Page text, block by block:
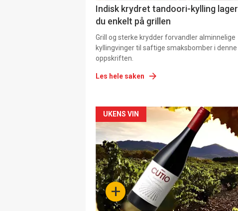
Indisk krydret tandoori-kylling lager
du enkelt på grillen
Grill og sterke krydder forvandler alminnelige
kyllingvinger til saftige smaksbomber i denne
oppskriften.
Les hele saken
Forsiden
akkurat
nå
-
4 +
UKENS VIN